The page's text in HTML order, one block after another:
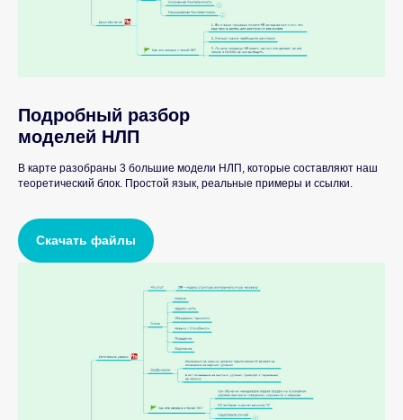
Подробный разбор
моделей НЛП
В карте разобраны 3 большие модели НЛП, которые составляют наш
теоретический блок. Простой язык, реальные примеры и ссылки.
Скачать файлы